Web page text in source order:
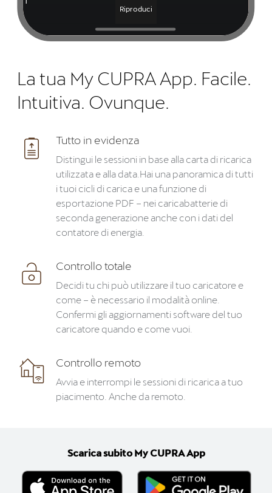
Riproduci
La tua My CUPRA App. Facile.
Intuitiva. Ovunque.
Tutto in evidenza
Distingui le sessioni in base alla carta di ricarica
utilizzata e alla data.Hai una panoramica di tutti
i tuoi cicli di carica e una funzione di
esportazione PDF – nei caricabatterie di
seconda generazione anche con i dati del
contatore di energia.
Controllo totale
Decidi tu chi può utilizzare il tuo caricatore e
come – è necessario il modalità online.
Confermi gli aggiornamenti software del tuo
caricatore quando e come vuoi.
Controllo remoto
Avvia e interrompi le sessioni di ricarica a tuo
piacimento. Anche da remoto.
Scarica subito My CUPRA App